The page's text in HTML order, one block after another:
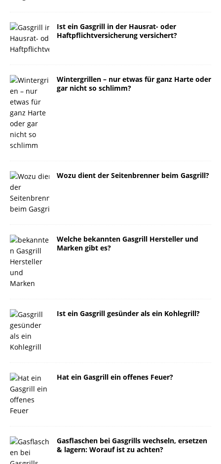
Ist ein Gasgrill in der Hausrat- oder
Haftpflichtversicherung versichert?
Wintergrillen – nur etwas für ganz Harte oder
gar nicht so schlimm?
Wozu dient der Seitenbrenner beim Gasgrill?
Welche bekannten Gasgrill Hersteller und
Marken gibt es?
Ist ein Gasgrill gesünder als ein Kohlegrill?
Hat ein Gasgrill ein offenes Feuer?
Gasflaschen bei Gasgrills wechseln, ersetzen
& lagern: Worauf ist zu achten?